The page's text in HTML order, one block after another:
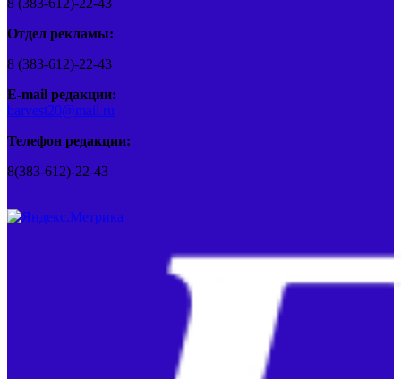
8 (383-612)-22-43
Отдел рекламы:
8 (383-612)-22-43
E-mail редакции:
barvest20@mail.ru
Телефон редакции:
8(383-612)-22-43